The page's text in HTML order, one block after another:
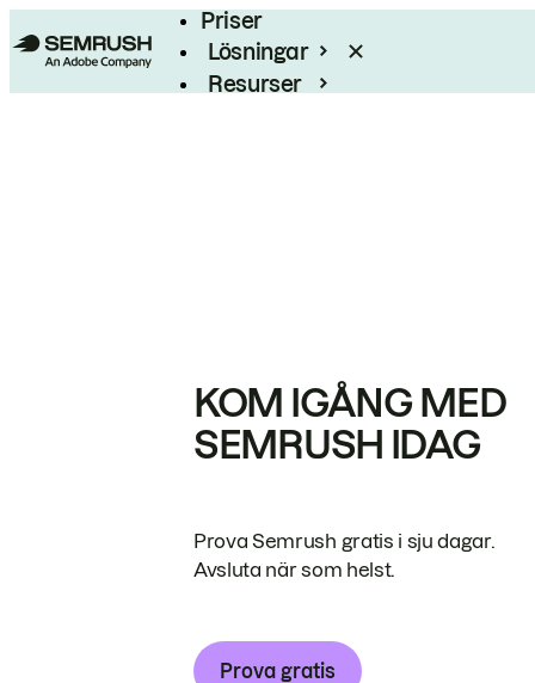
Priser
Lösningar
Resurser
KOM IGÅNG MED
SEMRUSH IDAG
Prova Semrush gratis i sju dagar.
Avsluta när som helst.
Prova gratis